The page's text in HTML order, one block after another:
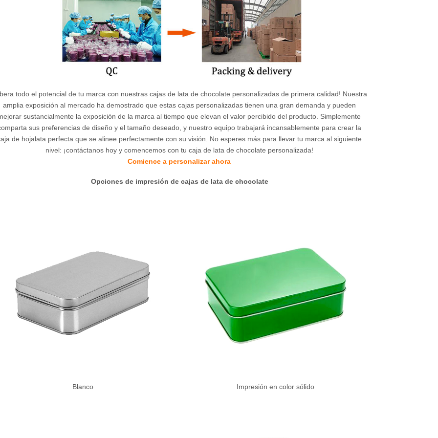
todo el potencial de tu marca con nuestras cajas de lata de chocolate personalizadas de primera calidad! Nuestra
amplia exposición al mercado ha demostrado que estas cajas personalizadas tienen una gran demanda y pueden
sustancialmente la exposición de la marca al tiempo que elevan el valor percibido del producto. Simplemente
sus preferencias de diseño y el tamaño deseado, y nuestro equipo trabajará incansablemente para crear la
de hojalata perfecta que se alinee perfectamente con su visión. No esperes más para llevar tu marca al siguiente
nivel: ¡contáctanos hoy y comencemos con tu caja de lata de chocolate personalizada!
Comience a personalizar ahora
Opciones de impresión de cajas de lata de chocolate
Blanco Impresión en color sólido